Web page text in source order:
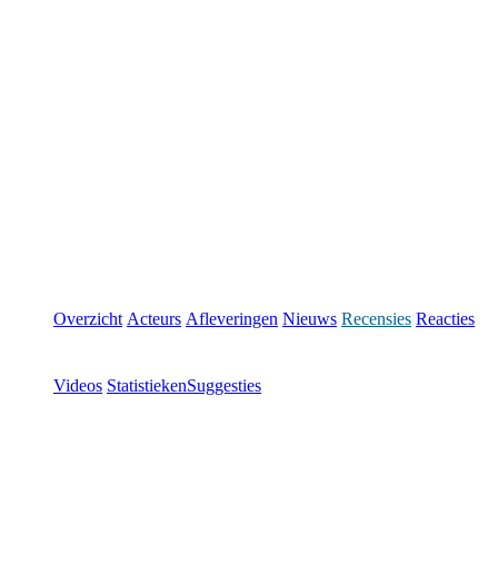
Overzicht Acteurs Afleveringen Nieuws Recensies Reacties
Videos StatistiekenSuggesties